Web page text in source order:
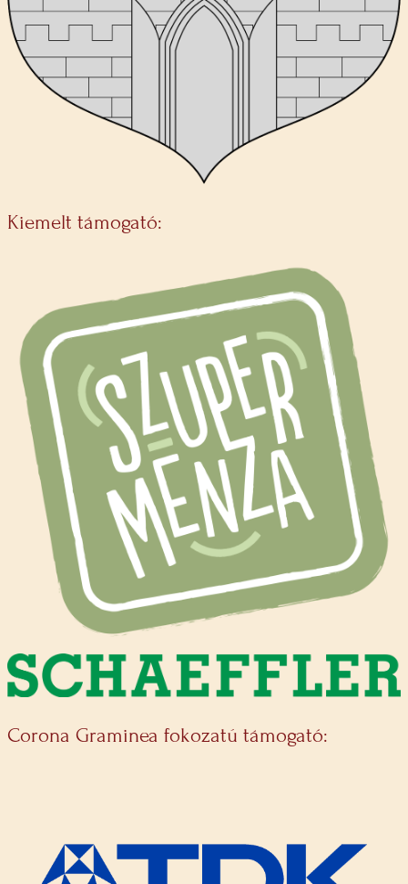
Kiemelt támogató:
Corona Graminea fokozatú támogató: